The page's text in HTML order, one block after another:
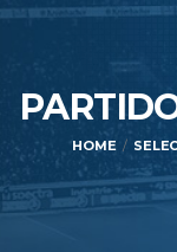
HOME